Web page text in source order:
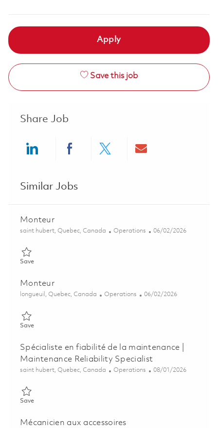
Apply
Save this job
Share Job
Similar Jobs
Monteur
Location
saint hubert, Quebec, Canada Category
Operations Posted Date
06/02/2026
SaveSave Monteur 01850066
Monteur
Location
longueuil, Quebec, Canada Category
Operations Posted Date
06/02/2026
SaveSave Monteur 01850077
Spécialiste en fiabilité de la maintenance |
Maintenance Reliability Specialist
Location
saint hubert, Quebec, Canada Category
Operations Posted Date
08/01/2026
SaveSave Spécialiste en fiabilité de la maintenance | Maintenance
Mécanicien aux accessoires